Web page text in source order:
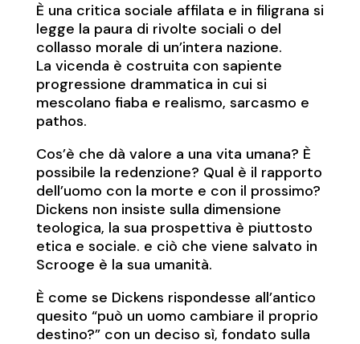
È una critica sociale affilata e in filigrana si
legge la paura di rivolte sociali o del
collasso morale di un’intera nazione.
La vicenda è costruita con sapiente
progressione drammatica in cui si
mescolano fiaba e realismo, sarcasmo e
pathos.
Cos’è che dà valore a una vita umana? È
possibile la redenzione? Qual è il rapporto
dell’uomo con la morte e con il prossimo?
Dickens non insiste sulla dimensione
teologica, la sua prospettiva è piuttosto
etica e sociale. e ciò che viene salvato in
Scrooge è la sua umanità.
È come se Dickens rispondesse all’antico
quesito “può un uomo cambiare il proprio
destino?” con un deciso sì, fondato sulla